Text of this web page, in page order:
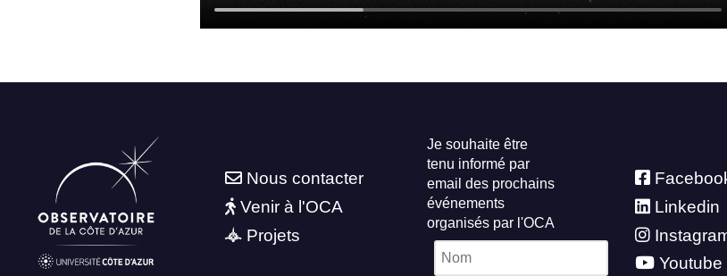
Nous contacter
Venir à l'OCA
Projets
Je souhaite être
tenu informé par
email des prochains
événements
organisés par l'OCA
Linkedin
Youtube